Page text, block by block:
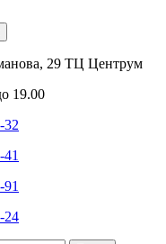
29 ТЦ Центрум
19.00
32
24